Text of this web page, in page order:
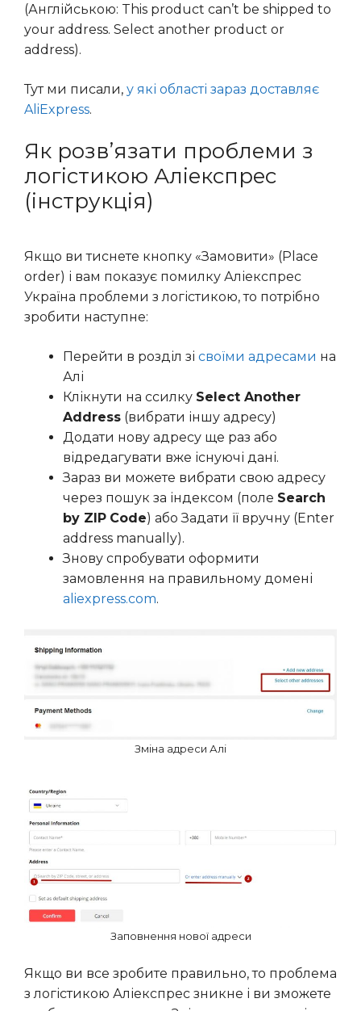
(Англійською: This product can’t be shipped to
your address. Select another product or
address).
Тут ми писали, у які області зараз доставляє
AliExpress.
Як розв’язати проблеми з
логістикою Аліекспрес
(інструкція)
Якщо ви тиснете кнопку «Замовити» (Place
order) і вам показує помилку Аліекспрес
Україна проблеми з логістикою, то потрібно
зробити наступне:
Перейти в розділ зі своїми адресами на
Алі
Клікнути на ссилку Select Another
Address (вибрати іншу адресу)
Додати нову адресу ще раз або
відредагувати вже існуючі дані.
Зараз ви можете вибрати свою адресу
через пошук за індексом (поле Search
by ZIP Code) або Задати її вручну (Enter
address manually).
Знову спробувати оформити
замовлення на правильному домені
aliexpress.com.
Зміна адреси Алі
Заповнення нової адреси
Якщо ви все зробите правильно, то проблема
з логістикою Аліекспрес зникне і ви зможете